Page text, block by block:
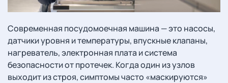
Современная посудомоечная машина — это насосы,
датчики уровня и температуры, впускные клапаны,
нагреватель, электронная плата и система
безопасности от протечек. Когда один из узлов
выходит из строя, симптомы часто «маскируются»